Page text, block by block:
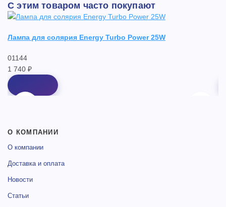
С этим товаром часто покупают
Лампа для солярия Energy Turbo Power 25W
01144
1 740 ₽
О КОМПАНИИ
О компании
Доставка и оплата
Новости
Статьи